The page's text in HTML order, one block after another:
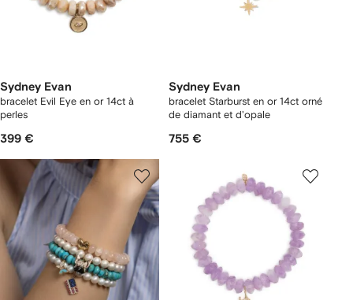
Sydney Evan
bracelet Evil Eye en or 14ct à
perles
399 €
Sydney Evan
bracelet Starburst en or 14ct orné
de diamant et d'opale
755 €